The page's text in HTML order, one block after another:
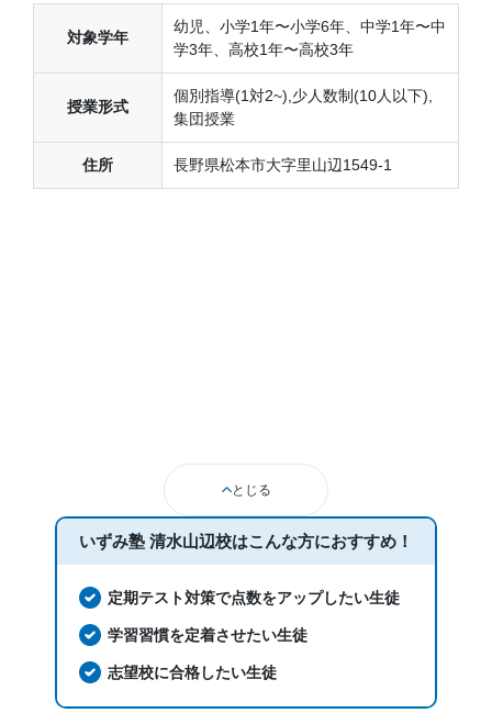
対象学年
幼児、小学1年〜小学6年、中学1年〜中
学3年、高校1年〜高校3年
授業形式
個別指導(1対2~),少人数制(10人以下),
集団授業
住所 長野県松本市大字里山辺1549-1
とじる
いずみ塾 清水山辺校はこんな方におすすめ！
定期テスト対策で点数をアップしたい生徒
学習習慣を定着させたい生徒
志望校に合格したい生徒